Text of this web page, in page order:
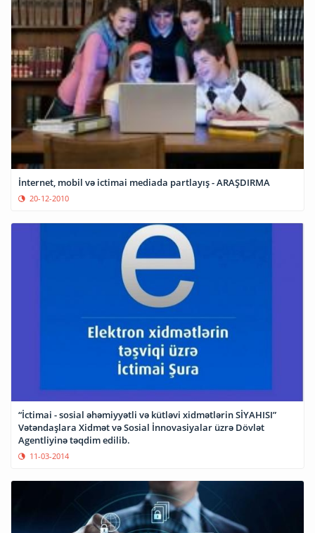
İnternet, mobil və ictimai mediada partlayış - ARAŞDIRMA
20-12-2010
“İctimai - sosial əhəmiyyətli və kütləvi xidmətlərin SİYAHISI”
Vətəndaşlara Xidmət və Sosial İnnovasiyalar üzrə Dövlət
Agentliyinə təqdim edilib.
11-03-2014